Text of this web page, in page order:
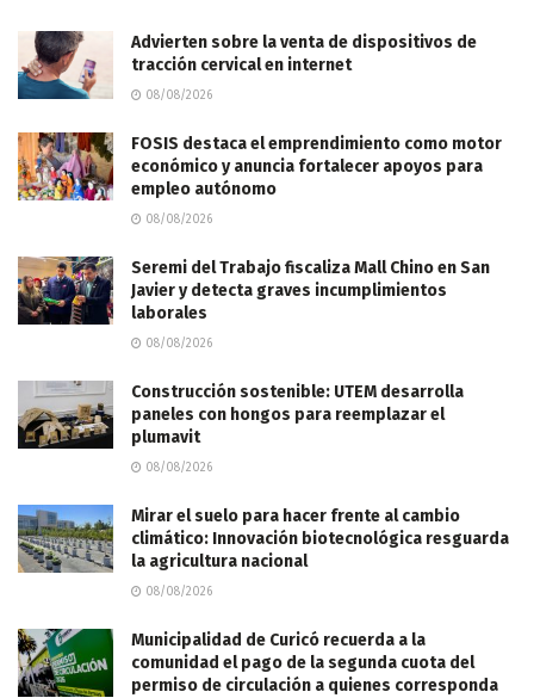
Advierten sobre la venta de dispositivos de
tracción cervical en internet
08/08/2026
FOSIS destaca el emprendimiento como motor
económico y anuncia fortalecer apoyos para
empleo autónomo
08/08/2026
Seremi del Trabajo fiscaliza Mall Chino en San
Javier y detecta graves incumplimientos
laborales
08/08/2026
Construcción sostenible: UTEM desarrolla
paneles con hongos para reemplazar el
plumavit
08/08/2026
Mirar el suelo para hacer frente al cambio
climático: Innovación biotecnológica resguarda
la agricultura nacional
08/08/2026
Municipalidad de Curicó recuerda a la
comunidad el pago de la segunda cuota del
permiso de circulación a quienes corresponda